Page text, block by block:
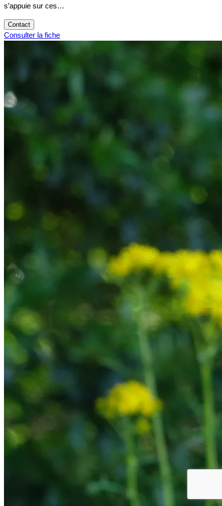
s’appuie sur ces…
Contact
Consulter la fiche